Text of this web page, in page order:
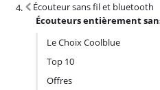
Écouteur sans fil et bluetooth
Écouteurs entièrement
Le Choix Coolblue
Top 10
Offres